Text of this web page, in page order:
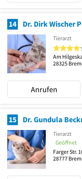
14 Dr. Dirk Wischer
Tierarzt
Am
28325
Anrufen
15 Dr. Gundula
Tierarzt
Geöffnet
Farger Str.
28777